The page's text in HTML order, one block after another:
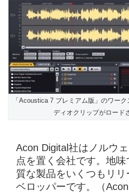
「Acoustica 7 プレミアム版」のワー
ディオクリップがロード
Acon Digital社はノルウ
点を置く会社です。地
質な製品をいくつもリ
ベロッパーです。
（